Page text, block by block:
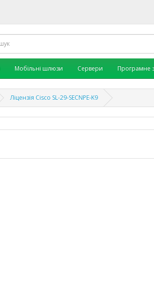
Мобільні шлюзи Сервери Програмне
Ліцензія Cisco SL-29-SECNPE-K9